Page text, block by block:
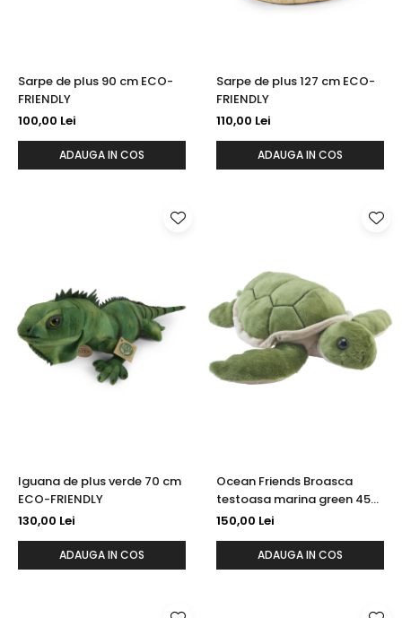
Sarpe de plus 90 cm ECO-
FRIENDLY
100,00 Lei
ADAUGA IN COS
Sarpe de plus 127 cm ECO-
FRIENDLY
110,00 Lei
ADAUGA IN COS
Iguana de plus verde 70 cm
ECO-FRIENDLY
130,00 Lei
ADAUGA IN COS
Ocean Friends Broasca
testoasa marina green 45
cm
150,00 Lei
ADAUGA IN COS